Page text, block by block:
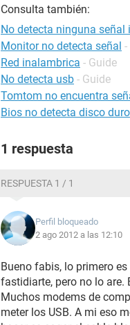
Consulta también:
No detecta ninguna señal
Monitor no detecta señal -
Red inalambrica - Guide
No detecta usb - Guide
Tomtom no encuentra
Bios no detecta disco duro
1 respuesta
RESPUESTA 1 / 1
Perfil bloqueado
2 ago 2012 a las 12:10
Bueno fabis, lo primero
fastidiarte, pero no lo are.
Muchos modems de
meter los USB. A mi eso